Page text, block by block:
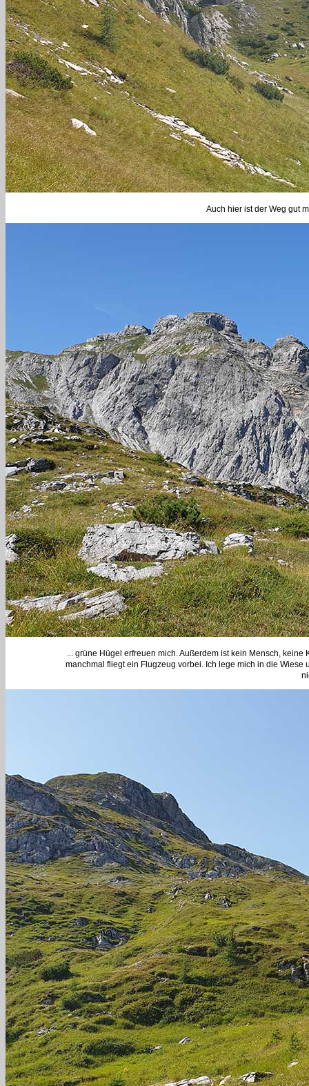
Auch hier ist der Weg gut
... grüne Hügel erfreuen mich. Außerdem ist kein Mensch,
manchmal fliegt ein Flugzeug vorbei. Ich lege mich in die